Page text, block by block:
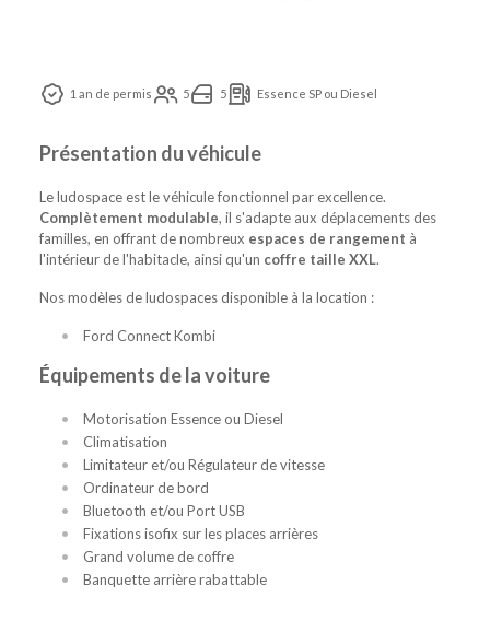
1 an de permis 5 5 Essence SP ou Diesel
Présentation du véhicule
Le ludospace est le véhicule fonctionnel par excellence.
Complètement modulable, il s'adapte aux déplacements des
familles, en offrant de nombreux espaces de rangement à
l'intérieur de l'habitacle, ainsi qu'un coffre taille XXL.
Nos modèles de ludospaces disponible à la location :
Ford Connect Kombi
Équipements de la voiture
Motorisation Essence ou Diesel
Climatisation
Limitateur et/ou Régulateur de vitesse
Ordinateur de bord
Bluetooth et/ou Port USB
Fixations isofix sur les places arrières
Grand volume de coffre
Banquette arrière rabattable